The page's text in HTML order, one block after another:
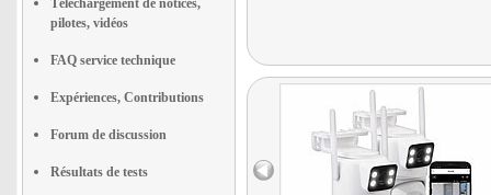
Téléchargement de notices,
pilotes, vidéos
FAQ service technique
Expériences, Contributions
Forum de discussion
Résultats de tests